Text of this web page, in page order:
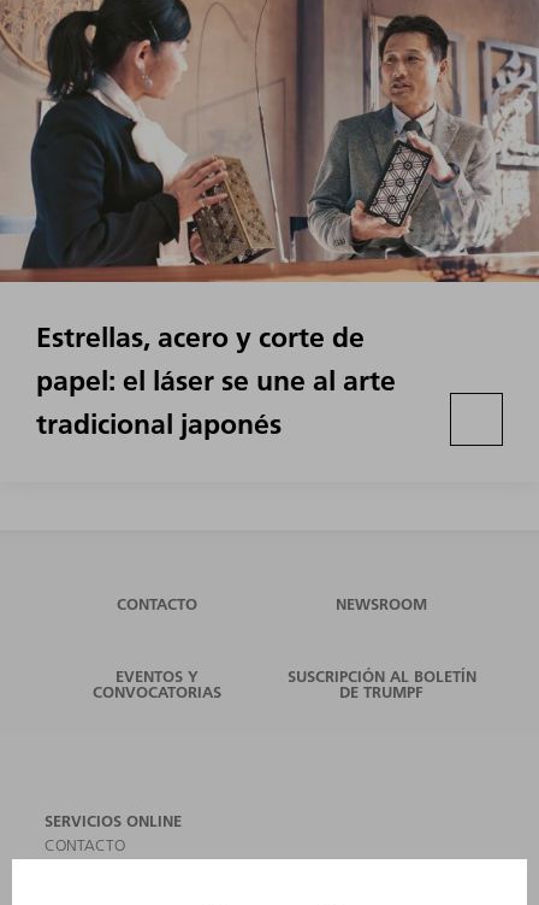
Estrellas, acero y corte de
papel: el láser se une al arte
tradicional japonés
CONTACTO NEWSROOM
EVENTOS Y
CONVOCATORIAS
SUSCRIPCIÓN AL BOLETÍN
DE TRUMPF
SERVICIOS ONLINE
CONTACTO